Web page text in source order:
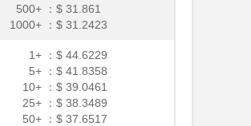
500+ ：$ 31.861
1000+ ：$ 31.2423
1+ ：$ 44.6229
5+ ：$ 41.8358
10+ ：$ 39.0461
25+ ：$ 38.3489
50+ ：$ 37.6517